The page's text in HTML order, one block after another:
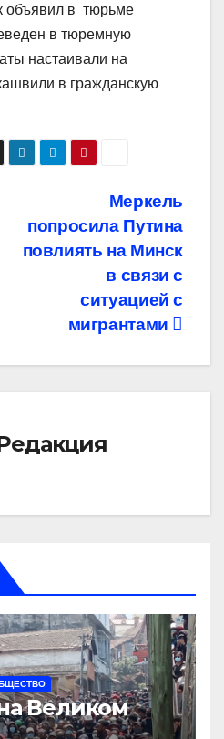
объявил в тюрьме
в тюремную
настаивали на
в гражданскую
Меркель
попросила Путина
повлиять на Минск
в связи с
ситуацией с
мигрантами
Великом